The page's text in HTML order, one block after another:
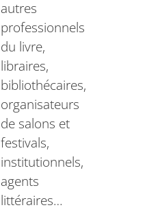
autres
professionnels
du livre,
libraires,
bibliothécaires,
organisateurs
de salons et
festivals,
institutionnels,
agents
littéraires…